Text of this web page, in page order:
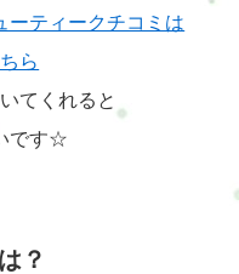
ーティークチコミは
ら
てくれると
です☆
？